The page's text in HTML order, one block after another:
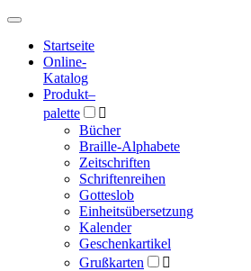
Hauptmenü
Hauptmenü
Startseite
Online-
Katalog
Produkt–
palette

Bücher
Braille-Alphabete
Zeitschriften
Schriftenreihen
Gotteslob
Einheitsübersetzung
Kalender
Geschenkartikel
Grußkarten
